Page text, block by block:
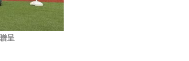
呈